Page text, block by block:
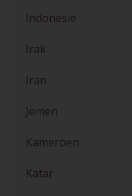
Indonesië
Irak
Iran
Jemen
Kameroen
Katar